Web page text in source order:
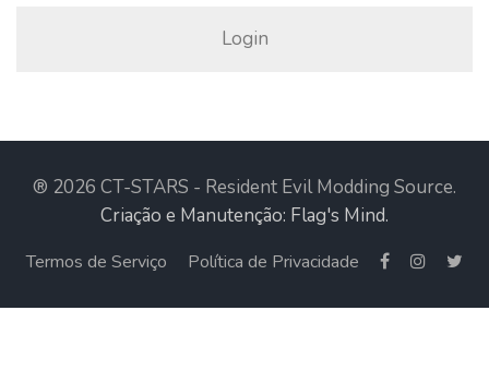
® 2026 CT-STARS - Resident Evil Modding Source.
Criação e Manutenção: Flag's Mind.
Termos de Serviço Política de Privacidade